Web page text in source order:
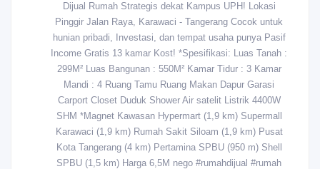
Dijual Rumah Strategis dekat Kampus UPH! Lokasi
Pinggir Jalan Raya, Karawaci - Tangerang Cocok untuk
hunian pribadi, Investasi, dan tempat usaha punya Pasif
Income Gratis 13 kamar Kost! *Spesifikasi: Luas Tanah :
299M² Luas Bangunan : 550M² Kamar Tidur : 3 Kamar
Mandi : 4 Ruang Tamu Ruang Makan Dapur Garasi
Carport Closet Duduk Shower Air satelit Listrik 4400W
SHM *Magnet Kawasan Hypermart (1,9 km) Supermall
Karawaci (1,9 km) Rumah Sakit Siloam (1,9 km) Pusat
Kota Tangerang (4 km) Pertamina SPBU (950 m) Shell
SPBU (1,5 km) Harga 6,5M nego #rumahdijual #rumah